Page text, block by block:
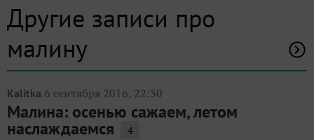
Другие записи про
малину
Kalitka 6 сентября 2016, 22:30
Малина: осенью сажаем, летом
наслаждаемся 4